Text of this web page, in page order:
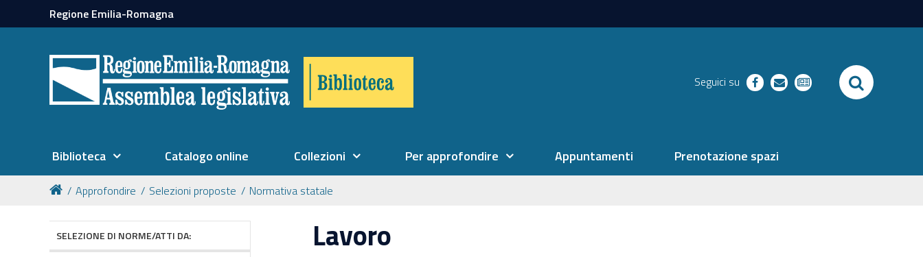
Regione Emilia-Romagna
Seguici su facebookrichiestenewsletter SEARCH
Biblioteca Catalogo online Collezioni Per approfondire Appuntamenti Prenotazione spazi
Approfondire Selezioni proposte Normativa statale
Lavoro
SELEZIONE DI NORME/ATTI DA: